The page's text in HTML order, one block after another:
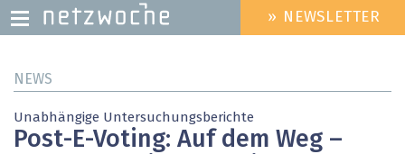
zum
HEADER
MENU
» NEWSLETTER
NEWS
Unabhängige Untersuchungsberichte
Post-E-Voting: Auf dem Weg –